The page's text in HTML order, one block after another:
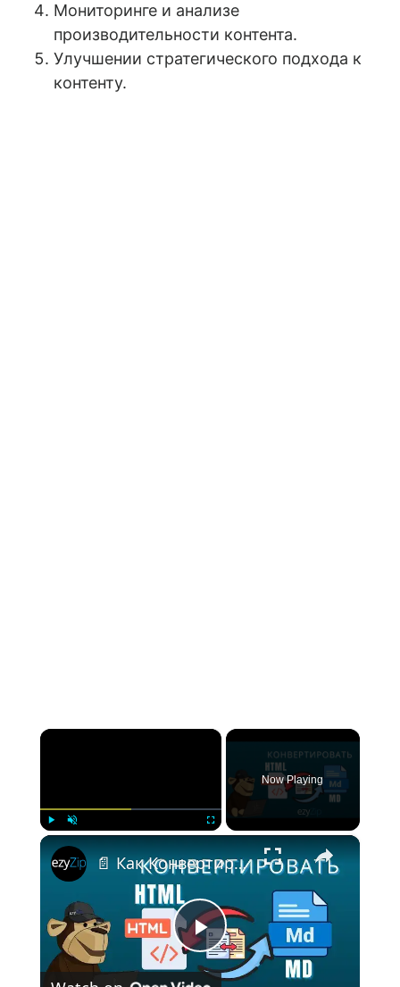
Мониторинге и анализе
производительности контента.
Улучшении стратегического подхода к
контенту.
×
Now Playing
×
Play Video
📄 Как Конвертировать HTML в MD Онлайн Бесплатно | Без Установки Программ